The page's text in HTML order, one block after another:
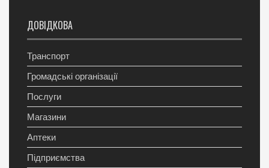
ДОВІДКОВА
Транспорт
Громадські організації
Послуги
Магазини
Аптеки
Підприємства